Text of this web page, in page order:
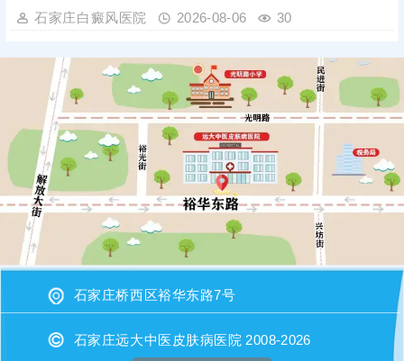
石家庄白癜风医院 2026-08-06 30
石家庄桥西区裕华东路7号
石家庄远大中医皮肤病医院 2008-2026